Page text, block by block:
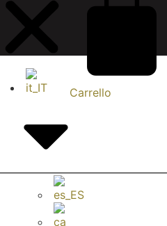
Carrello